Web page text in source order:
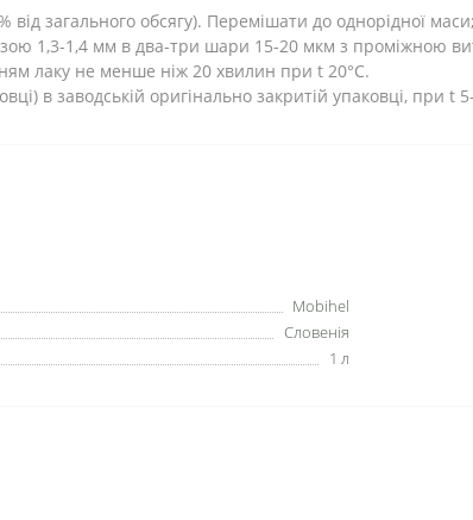
загального обсягу). Перемішати до однорідної маси;
1,3-1,4 мм в два-три шари 15-20 мкм з проміжною
лаку не менше ніж 20 хвилин при t 20°С.
в заводській оригінально закритій упаковці, при t
Mobihel
Словенія
1 л